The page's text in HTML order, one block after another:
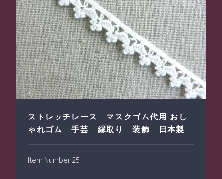
ストレッチレース マスクゴム代用 おし
ゃれゴム 手芸 縁取り 装飾 日本製
Item Number 25